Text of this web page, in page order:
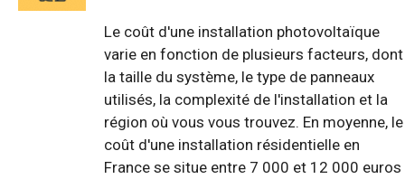
Le coût d'une installation photovoltaïque
varie en fonction de plusieurs facteurs, dont
la taille du système, le type de panneaux
utilisés, la complexité de l'installation et la
région où vous vous trouvez. En moyenne, le
coût d'une installation résidentielle en
France se situe entre 7 000 et 12 000 euros